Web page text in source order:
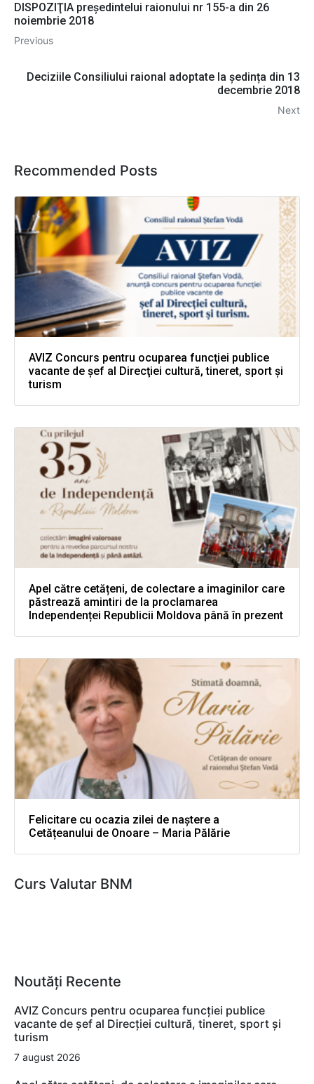
DISPOZIŢIA președintelui raionului nr 155-a din 26
noiembrie 2018
Previous
Deciziile Consiliului raional adoptate la ședința din 13
decembrie 2018
Next
Recommended Posts
AVIZ Concurs pentru ocuparea funcţiei publice
vacante de şef al Direcţiei cultură, tineret, sport şi
turism
Apel către cetățeni, de colectare a imaginilor care
păstrează amintiri de la proclamarea
Independenței Republicii Moldova până în prezent
Felicitare cu ocazia zilei de naștere a
Cetățeanului de Onoare – Maria Pălărie
Curs Valutar BNM
Noutăți Recente
AVIZ Concurs pentru ocuparea funcţiei publice
vacante de şef al Direcţiei cultură, tineret, sport şi
turism
7 august 2026